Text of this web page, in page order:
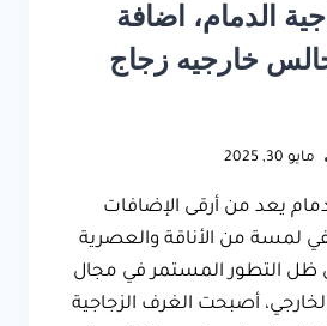
الدمام، اضافة
خارجيه زجاج
مايو 30, 2025
يعد من أرقى الإضافات
لمسة من الأناقة والعصرية
ظل التطور المستمر في مجال
أصبحت الغرف الزجاجية